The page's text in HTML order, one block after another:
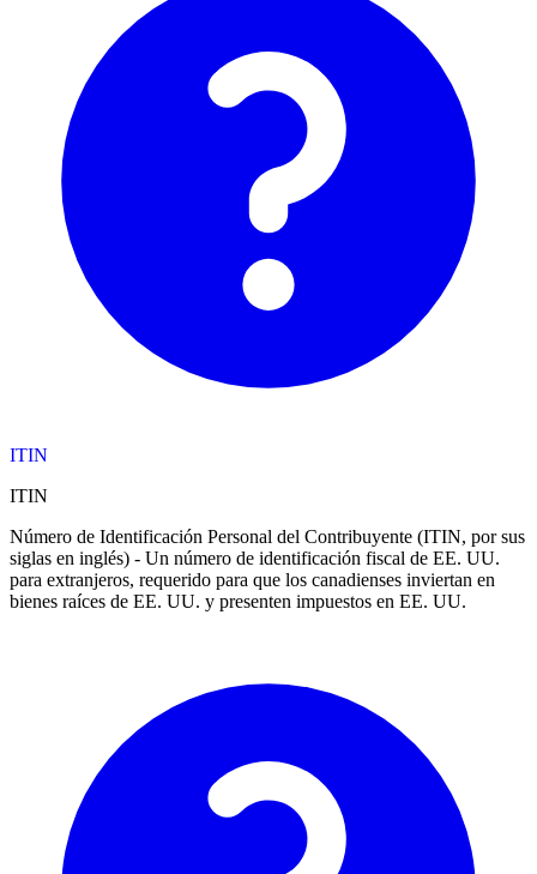
ITIN
ITIN
Número de Identificación Personal del Contribuyente (ITIN, por sus
siglas en inglés) - Un número de identificación fiscal de EE. UU.
para extranjeros, requerido para que los canadienses inviertan en
bienes raíces de EE. UU. y presenten impuestos en EE. UU.